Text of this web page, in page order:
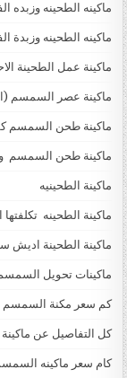
ماكينه الطحينه وزبده
ماكينه الطحينه وزبدة
ماكينة عمل الطحينة
ماكينة عصر السمسم
ماكينة طحن السمسم
ماكينة طحن السمسم
ماكينة الطحينيه
ماكينة الطحينه تكلفتها
ماكينة الطحينة اديش
ماكينات تحويل
كم سعر مكنة السمسم
كل التفاصيل عن ماكينة
كام سعر ماكينه